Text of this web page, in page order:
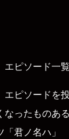
エピソード一覧
ピソードを
ったものある
君ノ名ハ」